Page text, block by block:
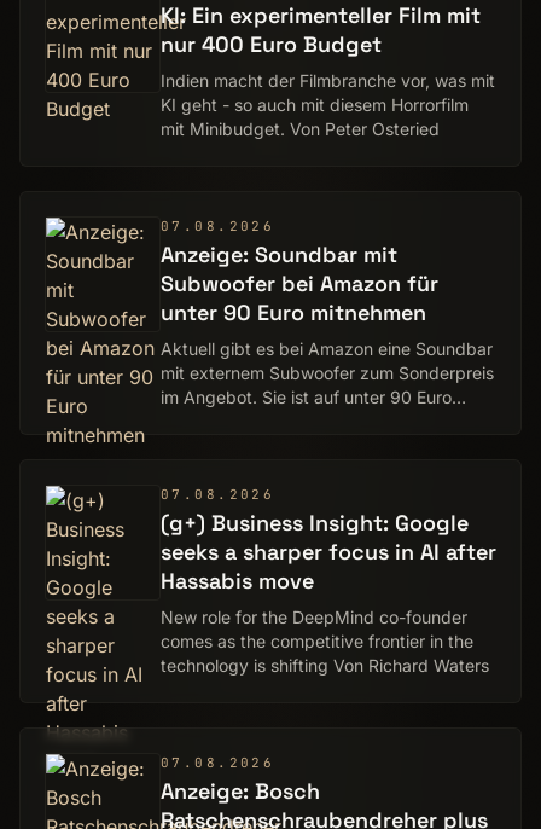
KI: Ein experimenteller Film mit
nur 400 Euro Budget
Indien macht der Filmbranche vor, was mit
KI geht - so auch mit diesem Horrorfilm
mit Minibudget. Von Peter Osteried
07.08.2026
Anzeige: Soundbar mit
Subwoofer bei Amazon für
unter 90 Euro mitnehmen
Aktuell gibt es bei Amazon eine Soundbar
mit externem Subwoofer zum Sonderpreis
im Angebot. Sie ist auf unter 90 Euro
07.08.2026
(g+) Business Insight: Google
seeks a sharper focus in AI after
Hassabis move
New role for the DeepMind co-founder
comes as the competitive frontier in the
technology is shifting Von Richard Waters
07.08.2026
Anzeige: Bosch
Ratschenschraubendreher plus